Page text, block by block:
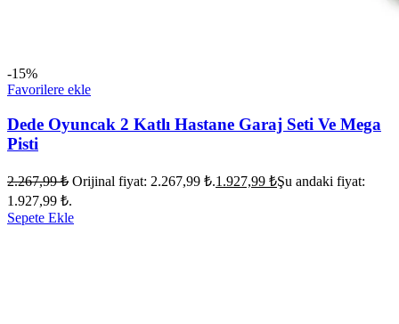
-15%
Favorilere ekle
Dede Oyuncak 2 Katlı Hastane Garaj Seti Ve Mega
Pisti
2.267,99₺ Orijinal fiyat: 2.267,99 ₺.1.927,99 ₺Şu andaki fiyat:
1.927,99 ₺.
Sepete Ekle